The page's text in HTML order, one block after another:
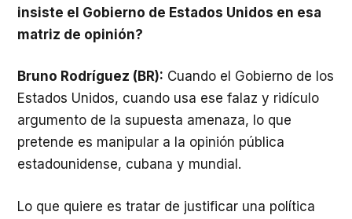
insiste el Gobierno de Estados Unidos en esa
matriz de opinión?
Bruno Rodríguez (BR): Cuando el Gobierno de los
Estados Unidos, cuando usa ese falaz y ridículo
argumento de la supuesta amenaza, lo que
pretende es manipular a la opinión pública
estadounidense, cubana y mundial.
Lo que quiere es tratar de justificar una política